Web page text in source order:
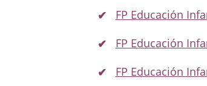
FP Educación
FP Educación
FP Educación